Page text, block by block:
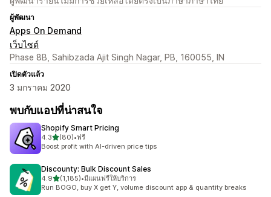
ผู้พัฒนา
Apps On Demand
เว็บไซต์
Phase 8B, Sahibzada Ajit Singh Nagar, PB, 160055, IN
เปิดตัวแล้ว
3 มกราคม 2020
พบกับแอปที่น่าสนใจ
Shopify Smart Pricing
4.3เต็ม 5 ดาว
(80)
ทั้งหมด 80 รีวิว
•ฟรี
Boost profit with AI-driven price tips
Discounty: Bulk Discount Sales
4.9เต็ม 5 ดาว
(1,185)
ทั้งหมด 1185 รีวิว
•มีแผนฟรีให้บริการ
Run BOGO, buy X get Y, volume discount app & quantity breaks